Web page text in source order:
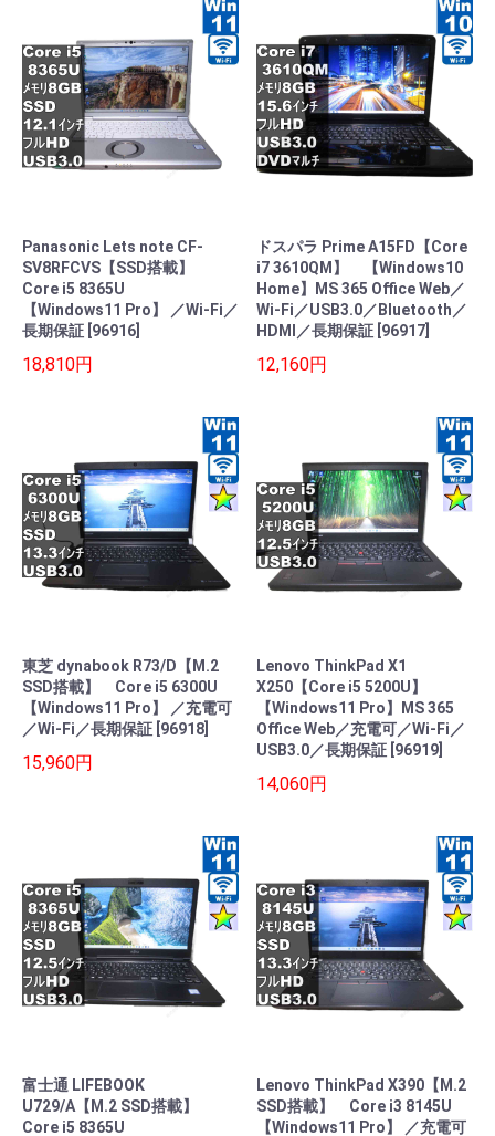
Panasonic Lets note CF-
SV8RFCVS【SSD搭載】
Core i5 8365U
【Windows11 Pro】 ／Wi-Fi／
長期保証 [96916]
18,810円
ドスパラ Prime A15FD【Core
i7 3610QM】 【Windows10
Home】MS 365 Office Web／
Wi-Fi／USB3.0／Bluetooth／
HDMI／長期保証 [96917]
12,160円
東芝 dynabook R73/D【M.2
SSD搭載】 Core i5 6300U
【Windows11 Pro】 ／充電可
／Wi-Fi／長期保証 [96918]
15,960円
Lenovo ThinkPad X1
X250【Core i5 5200U】
【Windows11 Pro】MS 365
Office Web／充電可／Wi-Fi／
USB3.0／長期保証 [96919]
14,060円
富士通 LIFEBOOK
U729/A【M.2 SSD搭載】
Core i5 8365U
Lenovo ThinkPad X390【M.2
SSD搭載】 Core i3 8145U
【Windows11 Pro】 ／充電可